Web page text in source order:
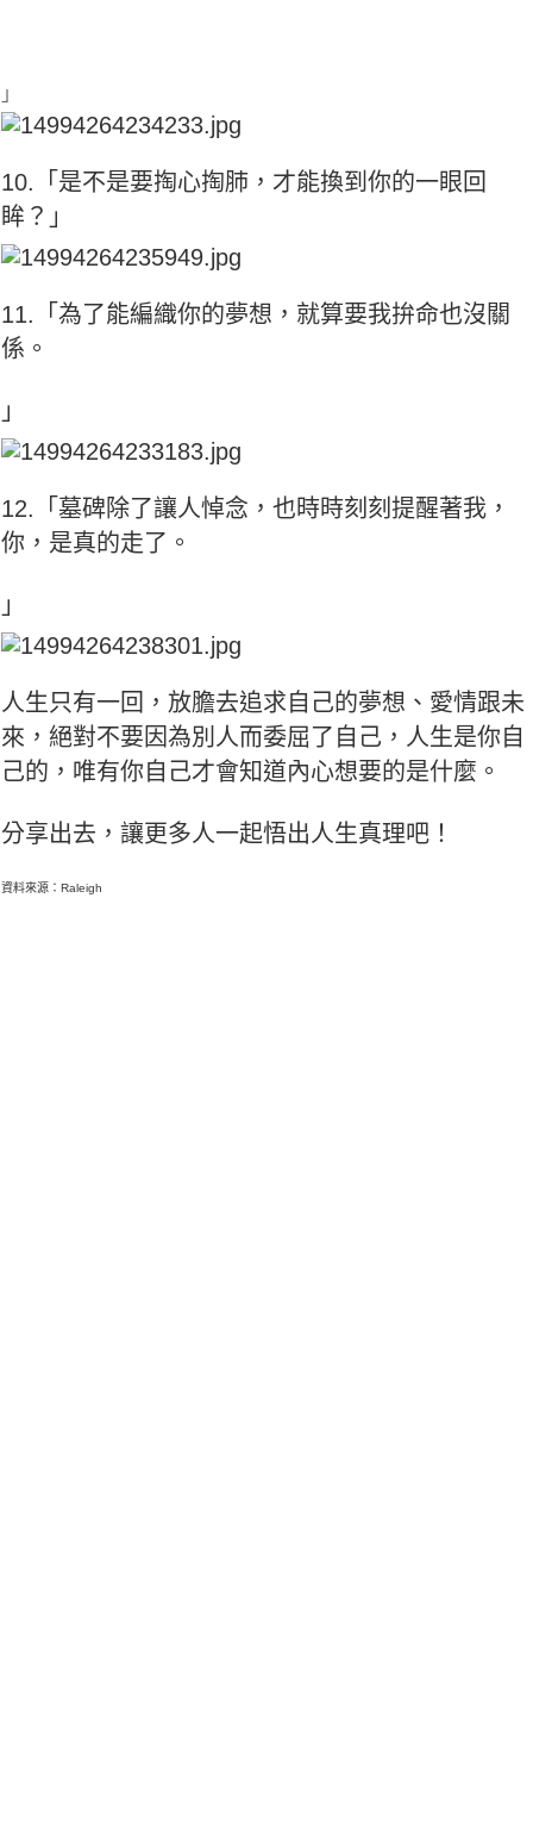
」
10.「是不是要掏心掏肺，才能換到你的一眼回
眸？」
11.「為了能編織你的夢想，就算要我拚命也沒關
係。
」
12.「墓碑除了讓人悼念，也時時刻刻提醒著我，
你，是真的走了。
」
人生只有一回，放膽去追求自己的夢想、愛情跟未
來，絕對不要因為別人而委屈了自己，人生是你自
己的，唯有你自己才會知道內心想要的是什麼。
分享出去，讓更多人一起悟出人生真理吧！
資料來源：Raleigh